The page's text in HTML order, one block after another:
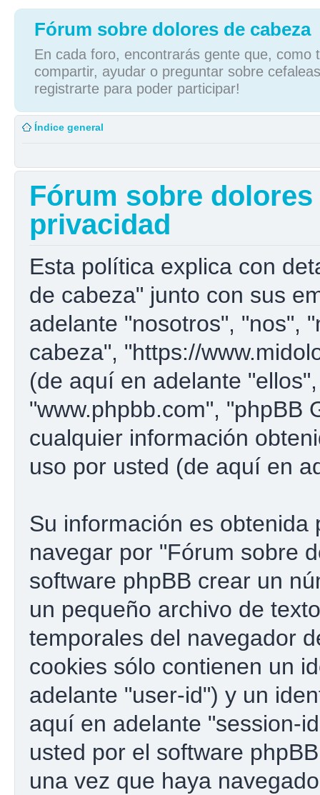
Fórum sobre dolores de cabeza
En cada foro, encontrarás gente que, como
compartir, ayudar o preguntar sobre
registrarte para poder participar!
Índice general
Fórum sobre
privacidad
Esta política explica con
de cabeza" junto con sus
adelante "nosotros", "nos",
cabeza", "https://
(de aquí en adelante
"www.phpbb.com", "phpBB
cualquier información
uso por usted (de aquí en
Su información es
navegar por "Fórum sobre
software phpBB crear un
un pequeño archivo de
temporales del navegador
cookies sólo contienen un
adelante "user-id") y un
aquí en adelante "session-
usted por el software
una vez que haya